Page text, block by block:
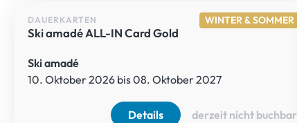
WINTER & SOMMER
DAUERKARTEN
Ski amadé ALL-IN Card Gold
Ski amadé
10. Oktober 2026 bis 08. Oktober 2027
Details derzeit nicht buchbar